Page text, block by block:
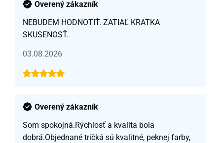
Overený zákazník
NEBUDEM HODNOTIŤ. ZATIAĽ KRATKA
SKUSENOSŤ.
03.08.2026
Overený zákazník
Som spokojná.Rýchlosť a kvalita bola
dobrá.Objednané tričká sú kvalitné, peknej farby,